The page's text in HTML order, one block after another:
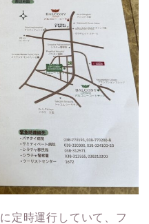
定時運行していて、フ